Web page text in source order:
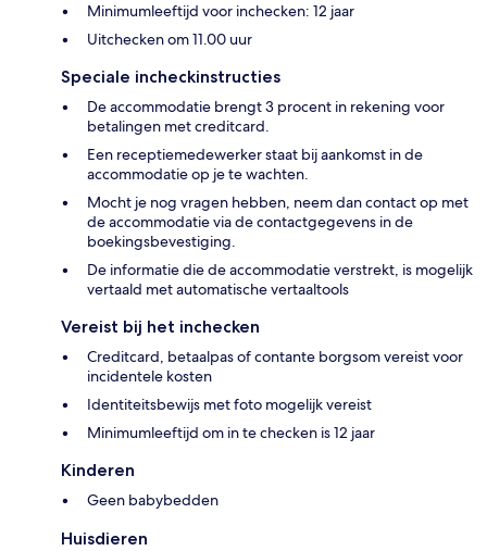
Minimumleeftijd voor inchecken: 12 jaar
Uitchecken om 11.00 uur
Speciale incheckinstructies
De accommodatie brengt 3 procent in rekening voor
betalingen met creditcard.
Een receptiemedewerker staat bij aankomst in de
accommodatie op je te wachten.
Mocht je nog vragen hebben, neem dan contact op met
de accommodatie via de contactgegevens in de
boekingsbevestiging.
De informatie die de accommodatie verstrekt, is mogelijk
vertaald met automatische vertaaltools
Vereist bij het inchecken
Creditcard, betaalpas of contante borgsom vereist voor
incidentele kosten
Identiteitsbewijs met foto mogelijk vereist
Minimumleeftijd om in te checken is 12 jaar
Kinderen
Geen babybedden
Huisdieren